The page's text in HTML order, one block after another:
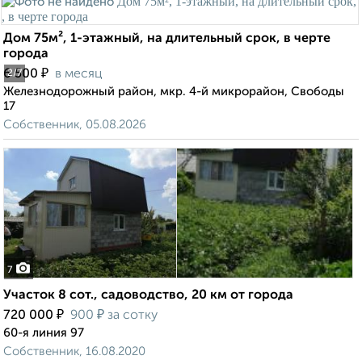
2/7
Дом 75м², 1-этажный, на длительный срок, в черте
города
6 500 ₽ в месяц
Железнодорожный район, мкр. 4-й микрорайон, Свободы
17
Собственник, 05.08.2026
7
Участок 8 сот., садоводство, 20 км от города
720 000 ₽ 900 ₽ за сотку
60-я линия 97
Собственник, 16.08.2020